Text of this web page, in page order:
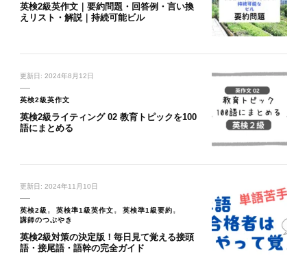
英検2級英作文｜要約問題・回答例・言い換
えリスト・解説｜持続可能ビル
更新日: 2024年8月12日
英検2級英作文
英検2級ライティング 02 教育トピックを100
語にまとめる
更新日: 2024年11月10日
英検2級 英検準1級英作文
英検準1級要約
講師のつぶやき
英検2級対策の決定版！毎日見て覚える接頭
語・接尾語・語幹の完全ガイド